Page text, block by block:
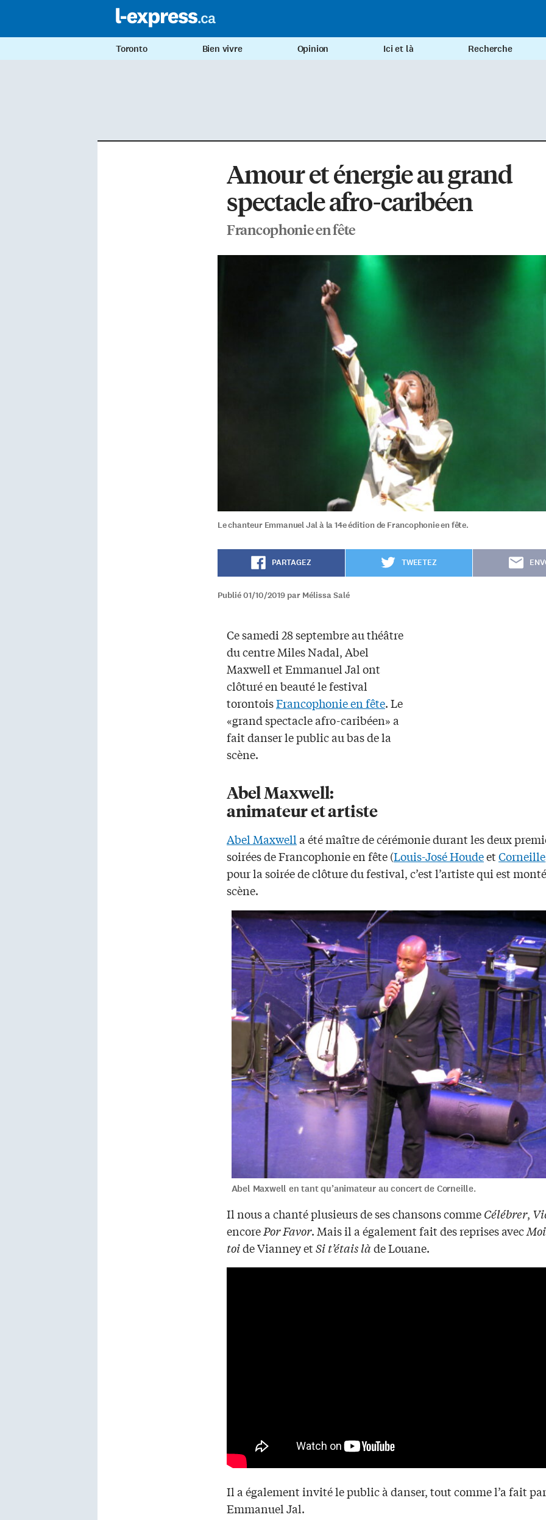
Toronto Bien vivre Opinion Ici et là Recherche
Amour et énergie au grand
spectacle afro-caribéen
Francophonie en fête
Le chanteur Emmanuel Jal à la 14e édition de Francophonie en fête.
PARTAGEZ TWEETEZ
Publié 01/10/2019 par Mélissa Salé
Ce samedi 28 septembre au théâtre
du centre Miles Nadal, Abel
Maxwell et Emmanuel Jal ont
clôturé en beauté le festival
torontoisFrancophonie en fête. Le
«grand spectacle afro-caribéen» a
fait danser le public au bas de la
scène.
Abel Maxwell:
animateur et artiste
Abel Maxwella été maître de cérémonie durant les deux
soirées de Francophonie en fête (Louis-José HoudeetCorneille
pour la soirée de clôture du festival, c’est l’artiste qui est
scène.
Abel Maxwell en tant qu’animateur au concert de Corneille.
Il nous a chanté plusieurs de ses chansons commeCélébrer,
encorePor Favor. Mais il a également fait des reprises avec
toide Vianney etSi t’étais làde Louane.
Il a également invité le public à danser, tout comme l’a fait
Emmanuel Jal.